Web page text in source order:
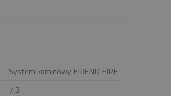
System kominowy FIREND FIRE
7,3